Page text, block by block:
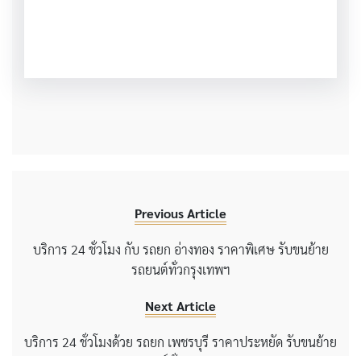
Previous Article
บริการ 24 ชั่วโมง กับ รถยก อ่างทอง ราคาพิเศษ รับขนย้าย
รถยนต์ทั่วกรุงเทพฯ
Next Article
บริการ 24 ชั่วโมงด้วย รถยก เพชรบุรี ราคาประหยัด รับขนย้าย